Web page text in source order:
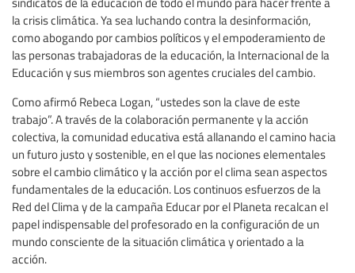
la crisis climática. Ya sea luchando contra la desinformación,
como abogando por cambios políticos y el empoderamiento de
las personas trabajadoras de la educación, la Internacional de la
Educación y sus miembros son agentes cruciales del cambio.
Como afirmó Rebeca Logan, “ustedes son la clave de este
trabajo”. A través de la colaboración permanente y la acción
colectiva, la comunidad educativa está allanando el camino hacia
un futuro justo y sostenible, en el que las nociones elementales
sobre el cambio climático y la acción por el clima sean aspectos
fundamentales de la educación. Los continuos esfuerzos de la
Red del Clima y de la campaña Educar por el Planeta recalcan el
papel indispensable del profesorado en la configuración de un
mundo consciente de la situación climática y orientado a la
acción.